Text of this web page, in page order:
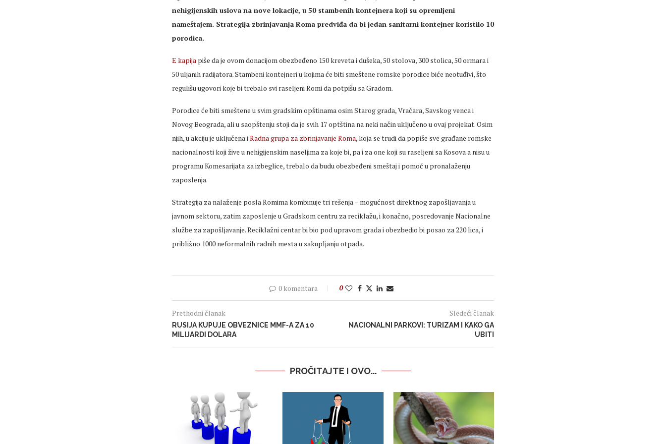
nehigijenskih uslova na nove lokacije, u 50 stambenih kontejnera koji su opremljeni
nameštajem. Strategija zbrinjavanja Roma predviđa da bi jedan sanitarni kontejner koristilo 10
porodica.
E kapija piše da je ovom donacijom obezbeđeno 150 kreveta i dušeka, 50 stolova, 300 stolica, 50 ormara i
50 uljanih radijatora. Stambeni kontejneri u kojima će biti smeštene romske porodice biće neotuđivi, što
regulišu ugovori koje bi trebalo svi raseljeni Romi da potpišu sa Gradom.
Porodice će biti smeštene u svim gradskim opštinama osim Starog grada, Vračara, Savskog venca i
Novog Beograda, ali u saopštenju stoji da je svih 17 optština na neki način uključeno u ovaj projekat. Osim
njih, u akciju je uključena iRadna grupa za zbrinjavanje Roma, koja se trudi da popiše sve građane romske
nacionalnosti koji žive u nehigijenskim naseljima za koje bi, pa i za one koji su raseljeni sa Kosova a nisu u
programu Komesarijata za izbeglice, trebalo da budu obezbeđeni smeštaj i pomoć u pronalaženju
zaposlenja.
Strategija za nalaženje posla Romima kombinuje tri rešenja – mogućnost direktnog zapošljavanja u
javnom sektoru, zatim zaposlenje u Gradskom centru za reciklažu, i konačno, posredovanje Nacionalne
službe za zapošljavanje. Reciklažni centar bi bio pod upravom grada i obezbedio bi posao za 220 lica, i
približno 1000 neformalnih radnih mesta u sakupljanju otpada.
0 komentara 0
Prethodni članak
RUSIJA KUPUJE OBVEZNICE MMF-A ZA 10
MILIJARDI DOLARA
Sledeći članak
NACIONALNI PARKOVI: TURIZAM I KAKO GA
UBITI
PROČITAJTE I OVO...